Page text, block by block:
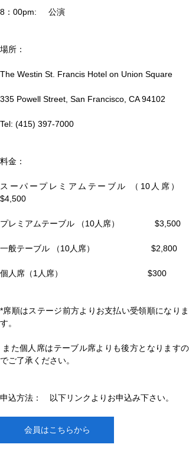
8：00pm:     公演
場所：
The Westin St. Francis Hotel on Union Square
335 Powell Street, San Francisco, CA 94102
Tel: (415) 397-7000
料金：
スーパープレミアムテーブル （10人席）
$4,500
プレミアムテーブル （10人席）               $3,500
一般テーブル （10人席）                        $2,800
個人席（1人席）                                    $300
*席順はステージ前方よりお支払い受領順になりま
す。
また個人席はテーブル席よりも後方となりますの
でご了承ください。
申込方法：　以下リンクよりお申込み下さい。
会員はこちらから